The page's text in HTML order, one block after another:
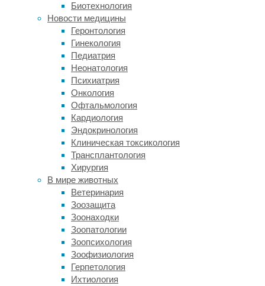
Биотехнология
Новости медицины
Геронтология
Гинекология
Педиатрия
Неонатология
Психиатрия
Онкология
Офтальмология
Кардиология
Эндокринология
Клиническая токсикология
Трансплантология
Хирургия
В мире животных
Ветеринария
Зоозащита
Зоонаходки
Зоопатологии
Зоопсихология
Зоофизиология
Герпетология
Ихтиология
памяти.
Нейрофизиологи
под
руководством
Мартина
Догерти
(Martin
Doherty)
из
Университета
Ист-
Англии
решили
проверить,
может
ли
специальная
профессиональная
подготовка
дать
преимущество